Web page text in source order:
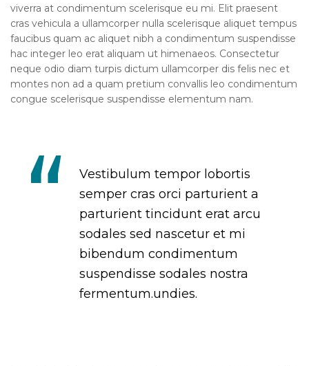
viverra at condimentum scelerisque eu mi. Elit praesent
cras vehicula a ullamcorper nulla scelerisque aliquet tempus
faucibus quam ac aliquet nibh a condimentum suspendisse
hac integer leo erat aliquam ut himenaeos. Consectetur
neque odio diam turpis dictum ullamcorper dis felis nec et
montes non ad a quam pretium convallis leo condimentum
congue scelerisque suspendisse elementum nam.
Vestibulum tempor lobortis
semper cras orci parturient a
parturient tincidunt erat arcu
sodales sed nascetur et mi
bibendum condimentum
suspendisse sodales nostra
fermentum.undies.